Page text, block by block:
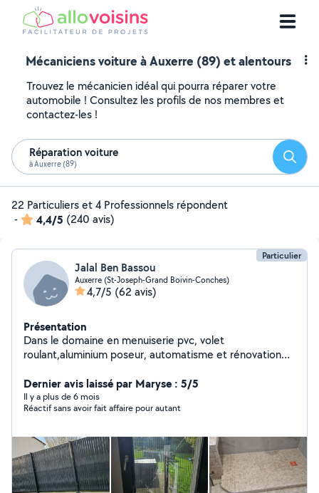
Mécaniciens voiture à Auxerre (89) et alentours
Trouvez le mécanicien idéal qui pourra réparer votre
automobile ! Consultez les profils de nos membres et
contactez-les !
Réparation voiture
à Auxerre (89)
22 Particuliers et 4 Professionnels répondent
-
4,4/5 (240 avis)
Particulier
Jalal Ben Bassou
Auxerre (St-Joseph-Grand Boivin-Conches)
4,7/5 (62 avis)
Présentation
Dans le domaine en menuiserie pvc, volet
roulant,aluminium poseur, automatisme et rénovation
électricien.multi services.
Dernier avis laissé par Maryse : 5/5
Il y a plus de 6 mois
Réactif sans avoir fait affaire pour autant